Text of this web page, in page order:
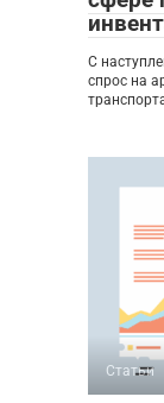
С
спрос на
Статьи